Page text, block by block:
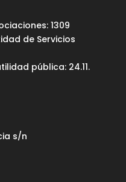
1309
de Servicios
pública: 24.11.
s/n